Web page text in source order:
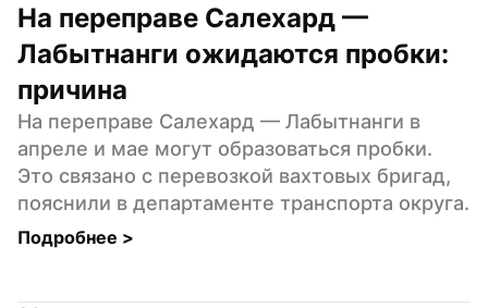
На переправе Салехард —
Лабытнанги ожидаются пробки:
причина
На переправе Салехард — Лабытнанги в
апреле и мае могут образоваться пробки.
Это связано с перевозкой вахтовых бригад,
пояснили в департаменте транспорта округа.
Подробнее >